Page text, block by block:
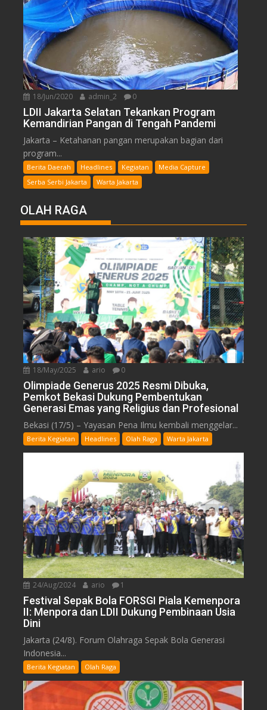
18/Jun/2020 admin_2 0
LDII Jakarta Selatan Tekankan Program
Kemandirian Pangan di Tengah Pandemi
Jakarta – Ketahanan pangan merupakan bagian dari
program...
Berita Daerah Headlines Kegiatan
Media Capture
Serba Serbi Jakarta
Warta Jakarta
OLAH RAGA
18/May/2025 ario 0
Olimpiade Generus 2025 Resmi Dibuka,
Pemkot Bekasi Dukung Pembentukan
Generasi Emas yang Religius dan Profesional
Bekasi (17/5) – Yayasan Pena Ilmu kembali menggelar...
Berita Kegiatan Headlines Olah Raga Warta Jakarta
24/Aug/2024 ario 1
Festival Sepak Bola FORSGI Piala Kemenpora
II: Menpora dan LDII Dukung Pembinaan Usia
Dini
Jakarta (24/8). Forum Olahraga Sepak Bola Generasi
Indonesia...
Berita Kegiatan Olah Raga